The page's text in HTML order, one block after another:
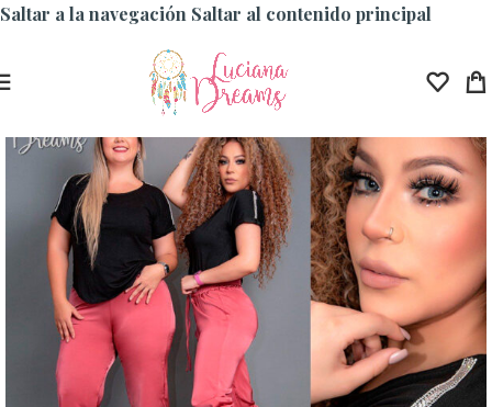
Saltar a la navegación Saltar al contenido principal